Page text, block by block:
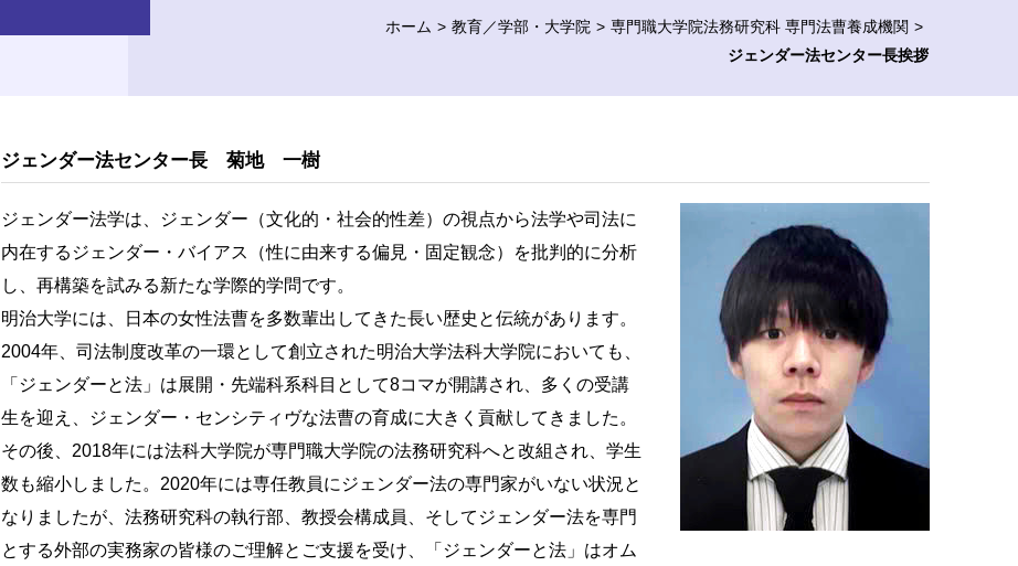
ホーム 教育／学部・大学院
専門職大学院法務研究科 専門法曹養成機関
ジェンダー法センター長挨拶
ジェンダー法センター長 菊地 一樹
ジェンダー法学は、ジェンダー（文化的・社会的性差）の視点から法学や司法に
内在するジェンダー・バイアス（性に由来する偏見・固定観念）を批判的に分析
し、再構築を試みる新たな学際的学問です。
明治大学には、日本の女性法曹を多数輩出してきた長い歴史と伝統があります。
2004年、司法制度改革の一環として創立された明治大学法科大学院においても、
「ジェンダーと法」は展開・先端科系科目として8コマが開講され、多くの受講
生を迎え、ジェンダー・センシティヴな法曹の育成に大きく貢献してきました。
その後、2018年には法科大学院が専門職大学院の法務研究科へと改組され、学生
数も縮小しました。2020年には専任教員にジェンダー法の専門家がいない状況と
なりましたが、法務研究科の執行部、教授会構成員、そしてジェンダー法を専門
とする外部の実務家の皆様のご理解とご支援を受け、「ジェンダーと法」はオム